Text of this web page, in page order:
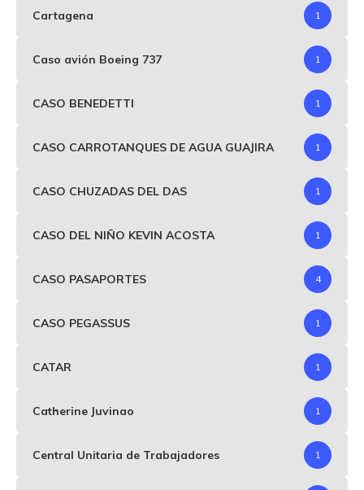
Cartagena 1
Caso avión Boeing 737 1
CASO BENEDETTI 1
CASO CARROTANQUES DE AGUA GUAJIRA 1
CASO CHUZADAS DEL DAS 1
CASO DEL NIÑO KEVIN ACOSTA 1
CASO PASAPORTES 4
CASO PEGASSUS 1
CATAR 1
Catherine Juvinao 1
Central Unitaria de Trabajadores 1